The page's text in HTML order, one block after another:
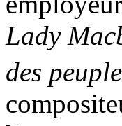
Lady
des